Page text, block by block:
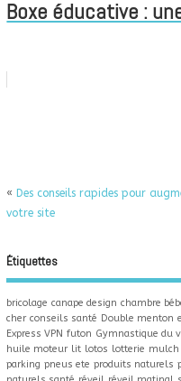
Boxe éducative :
« Des conseils rapides pour
votre site
Étiquettes
bricolage canape design chambre
cher conseils santé Double menton
Express VPN futon Gymnastique du
huile moteur lit lotos lotterie mulch
parking pneus ete produits naturels